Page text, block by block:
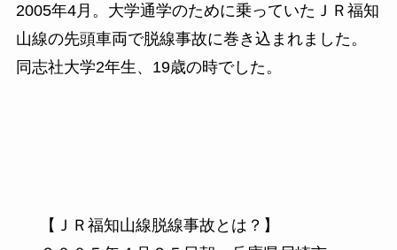
2005年4月。大学通学のために乗っていたＪＲ福知
山線の先頭車両で脱線事故に巻き込まれました。
同志社大学2年生、19歳の時でした。
【ＪＲ福知山線脱線事故とは？】